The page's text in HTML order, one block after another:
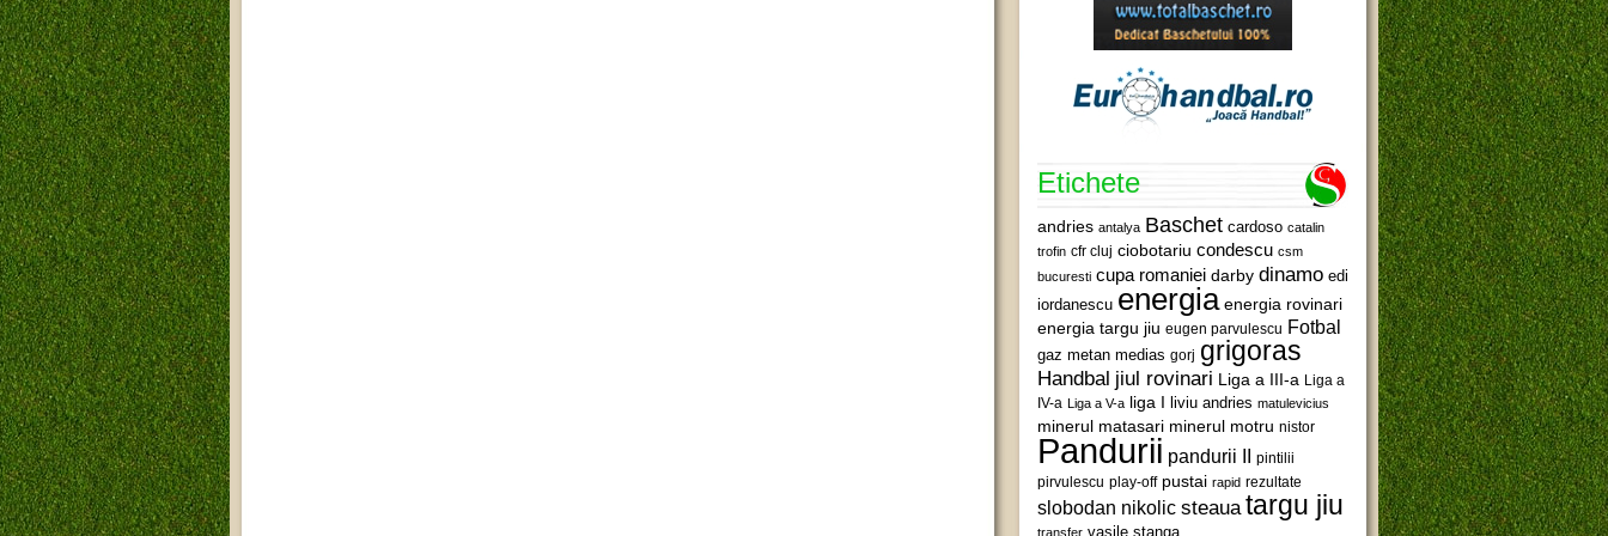
Etichete
andries antalya Baschet cardoso catalin
trofin cfr cluj ciobotariu condescu csm
bucuresti cupa romaniei darby dinamo edi
iordanescu energia energia rovinari
energia targu jiu eugen parvulescu Fotbal
gaz metan medias gorj grigoras
Handbal jiul rovinari Liga a III-a Liga a
IV-a Liga a V-a liga I liviu andries matulevicius
minerul matasari minerul motru nistor
Pandurii pandurii II pintilii
pirvulescu play-off pustai rapid rezultate
slobodan nikolic steaua targu jiu
transfer vasile stanga